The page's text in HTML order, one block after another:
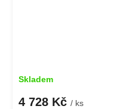
Skladem
4 728 Kč / ks